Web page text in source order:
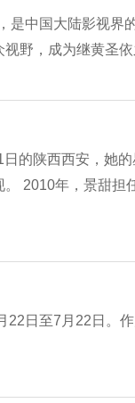
中国大陆影视界
野，成为继黄圣
的陕西西安，她
2010年，景甜担
日至7月22日。